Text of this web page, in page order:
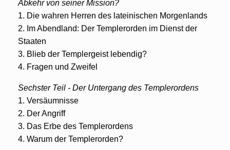
Abkehr von seiner Mission?
1. Die wahren Herren des lateinischen Morgenlands
2. Im Abendland: Der Templerorden im Dienst der
Staaten
3. Blieb der Templergeist lebendig?
4. Fragen und Zweifel
Sechster Teil - Der Untergang des Templerordens
1. Versäumnisse
2. Der Angriff
3. Das Erbe des Templerordens
4. Warum der Templerorden?